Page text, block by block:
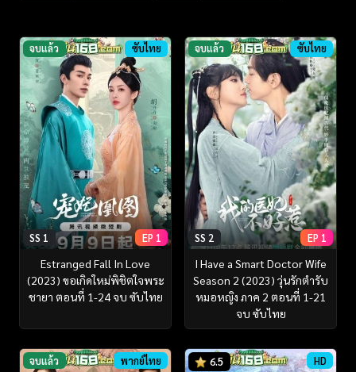
จบแล้ว ซับไทย
SS 1 EP 1
Estranged Fall In Love
(2023) ขอเกิดใหม่พิชิตใจพระ
ชายา ตอนที่ 1-24 จบ ซับไทย
จบแล้ว ซับไทย
SS 2 EP 1
I Have a Smart Doctor Wife
Season 2 (2023) วุ่นรักตำรับ
หมอหญิง ภาค 2 ตอนที่ 1-21
จบ ซับไทย
จบแล้ว พากย์ไทย 6.5 HD